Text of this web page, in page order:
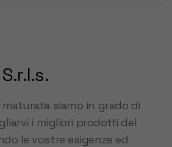
maturata siamo in grado di
i migliori prodotti del
le vostre esigenze ed